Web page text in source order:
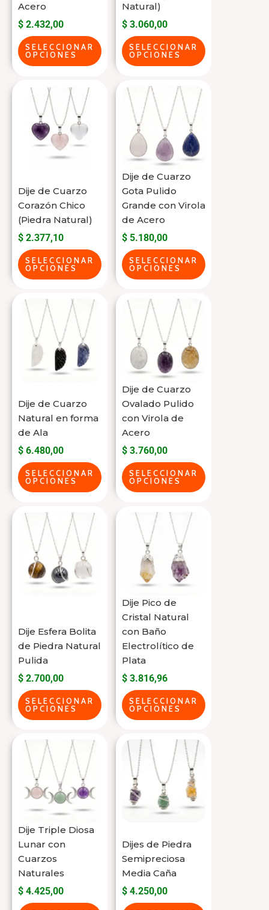
Acero
$ 2.432,00
SELECCIONAR
OPCIONES
pueden
elegir
en
la
del
producto
Natural)
$ 3.060,00
SELECCIONAR
OPCIONES
pueden
elegir
en
la
del
producto
Dije de Cuarzo
Corazón Chico
(Piedra Natural)
$ 2.377,10
SELECCIONAR
OPCIONES
Este
producto
tiene
varias
variantes.
opciones
se
pueden
elegir
en
la
del
producto
Dije de Cuarzo
Gota Pulido
Grande con Virola
de Acero
$ 5.180,00
SELECCIONAR
OPCIONES
Este
producto
tiene
varias
variantes.
Las
opciones
se
pueden
elegir
en
la
del
producto
Dije de Cuarzo
Natural en forma
de Ala
$ 6.480,00
SELECCIONAR
OPCIONES
Este
producto
tiene
varias
variantes.
opciones
se
pueden
elegir
en
la
del
producto
Dije de Cuarzo
Ovalado Pulido
con Virola de
Acero
$ 3.760,00
SELECCIONAR
OPCIONES
Este
producto
tiene
varias
variantes.
Las
opciones
se
pueden
elegir
en
la
producto
Dije Esfera Bolita
de Piedra Natural
Pulida
$ 2.700,00
SELECCIONAR
OPCIONES
Este
producto
tiene
varias
variantes.
se
pueden
elegir
en
la
página
producto
Dije Pico de
Cristal Natural
con Baño
Electrolítico de
Plata
$ 3.816,96
SELECCIONAR
OPCIONES
Este
producto
varias
variantes.
Las
opciones
se
pueden
elegir
en
la
página
producto
Dije Triple Diosa
Lunar con
Cuarzos
Naturales
$ 4.425,00
Este
producto
tiene
varias
variantes.
Las
opciones
se
pueden
elegir
Dijes de Piedra
Semipreciosa
Media Caña
$ 4.250,00
Este
producto
tiene
varias
variantes.
opciones
se
pueden
elegir